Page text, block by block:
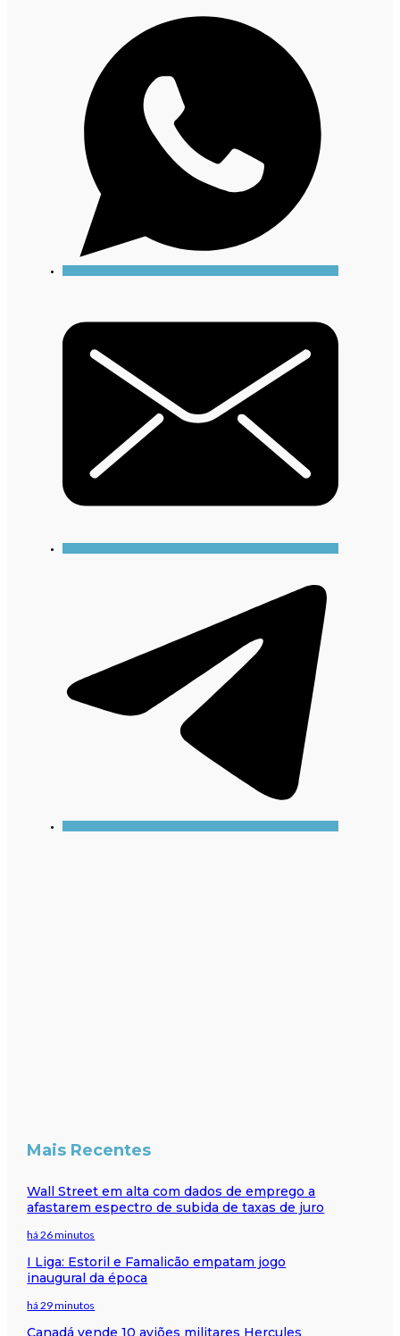
Mais Recentes
Wall Street em alta com dados de emprego a
afastarem espectro de subida de taxas de juro
há 26 minutos
I Liga: Estoril e Famalicão empatam jogo
inaugural da época
há 29 minutos
Canadá vende 10 aviões militares Hercules